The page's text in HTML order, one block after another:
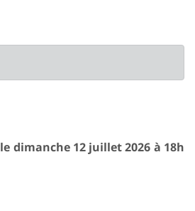
le dimanche 12 juillet 2026 à 18h